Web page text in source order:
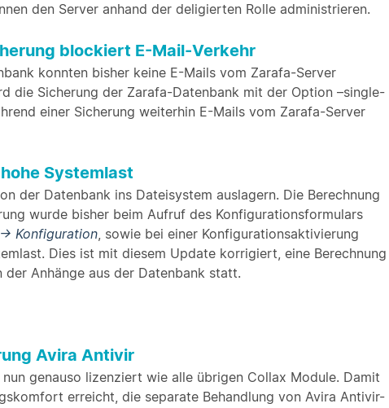
den Server anhand der deligierten Rolle administrieren.
blockiert E-Mail-Verkehr
konnten bisher keine E-Mails vom Zarafa-Server
die Sicherung der Zarafa-Datenbank mit der Option –single-
einer Sicherung weiterhin E-Mails vom Zarafa-Server
Systemlast
der Datenbank ins Dateisystem auslagern. Die Berechnung
wurde bisher beim Aufruf des Konfigurationsformulars
Konfiguration, sowie bei einer Konfigurationsaktivierung
Dies ist mit diesem Update korrigiert, eine Berechnung
Anhänge aus der Datenbank statt.
Avira Antivir
genauso lizenziert wie alle übrigen Collax Module. Damit
erreicht, die separate Behandlung von Avira Antivir-